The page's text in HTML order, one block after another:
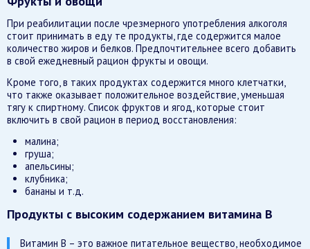
При реабилитации после чрезмерного употребления алкоголя
стоит принимать в еду те продукты, где содержится малое
количество жиров и белков. Предпочтительнее всего добавить
в свой ежедневный рацион фрукты и овощи.
Кроме того, в таких продуктах содержится много клетчатки,
что также оказывает положительное воздействие, уменьшая
тягу к спиртному. Список фруктов и ягод, которые стоит
включить в свой рацион в период восстановления:
малина;
груша;
апельсины;
клубника;
бананы и т.д.
Продукты с высоким содержанием витамина В
Витамин В – это важное питательное вещество, необходимое